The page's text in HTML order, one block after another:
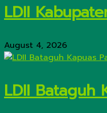
LDII
August 4, 2026
LDII Bataguh